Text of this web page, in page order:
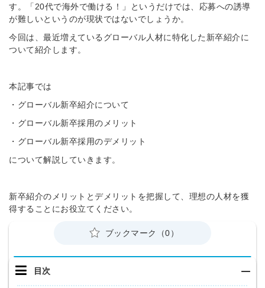
す。「20代で海外で働ける！」というだけでは、応募への誘導
が難しいというのが現状ではないでしょうか。
今回は、最近増えているグローバル人材に特化した新卒紹介に
ついて紹介します。
本記事では
・グローバル新卒紹介について
・グローバル新卒採用のメリット
・グローバル新卒採用のデメリット
について解説していきます。
新卒紹介のメリットとデメリットを把握して、理想の人材を獲
得することにお役立てください。
ブックマーク（0）
目次